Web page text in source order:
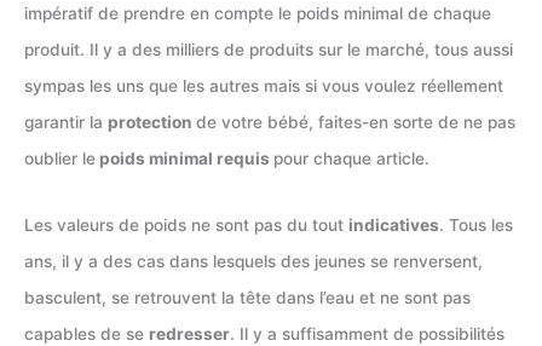
impératif de prendre en compte le poids minimal de chaque
produit. Il y a des milliers de produits sur le marché, tous aussi
sympas les uns que les autres mais si vous voulez réellement
garantir la protection de votre bébé, faites-en sorte de ne pas
oublier le poids minimal requis pour chaque article.
Les valeurs de poids ne sont pas du tout indicatives. Tous les
ans, il y a des cas dans lesquels des jeunes se renversent,
basculent, se retrouvent la tête dans l’eau et ne sont pas
capables de se redresser. Il y a suffisamment de possibilités